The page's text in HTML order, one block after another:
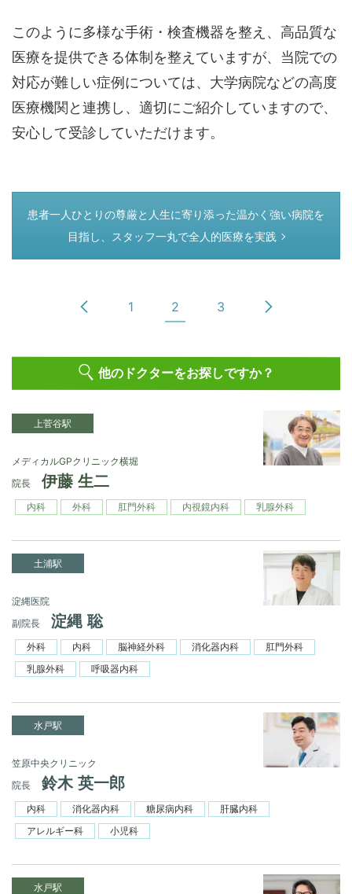
このように多様な手術・検査機器を整え、高品質な
医療を提供できる体制を整えていますが、当院での
対応が難しい症例については、大学病院などの高度
医療機関と連携し、適切にご紹介していますので、
安心して受診していただけます。
つぎのページ
患者一人ひとりの尊厳と人生に寄り添った温かく強い病院を
目指し、スタッフ一丸で全人的医療を実践
1 2 3
他のドクターをお探しですか？
上菅谷駅
メディカルGPクリニック横堀
院長
伊藤 生二
内科 外科 肛門外科 内視鏡内科 乳腺外科
土浦駅
淀縄医院
副院長
淀縄 聡
外科 内科 脳神経外科 消化器内科
肛門外科
乳腺外科
呼吸器内科
水戸駅
笠原中央クリニック
院長
鈴木 英一郎
内科 消化器内科 糖尿病内科
肝臓内科
アレルギー科
小児科
水戸駅